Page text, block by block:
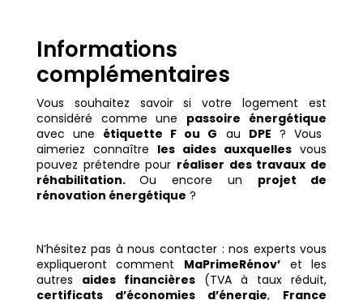
Informations
complémentaires
Vous souhaitez savoir si votre logement est
considéré comme une passoire énergétique
avec une étiquette F ou G au DPE ? Vous
aimeriez connaître les aides auxquelles vous
pouvez prétendre pour réaliser des travaux de
réhabilitation.Ou encore un projet de
rénovation énergétique ?
N’hésitez pas à nous contacter : nos experts vous
expliqueront comment MaPrimeRénov’ et les
autres aides financières(TVA à taux réduit,
certificats d’économies d’énergie, France